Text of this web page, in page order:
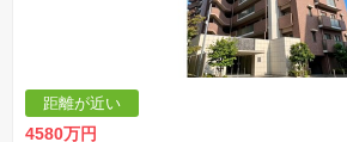
距離が近い
4580万円